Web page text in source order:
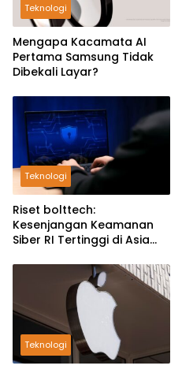
Teknologi
Mengapa Kacamata AI
Pertama Samsung Tidak
Dibekali Layar?
Teknologi
Riset bolttech:
Kesenjangan Keamanan
Siber RI Tertinggi di Asia
Teknologi